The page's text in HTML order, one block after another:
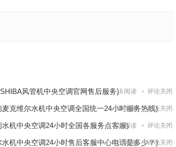
风管机中央空调官网售后服务)16 阅读 评论关闭
克维尔水机中央空调全国统一24小时服务热线)
18阅读 评论关闭
机中央空调24小时全国各服务点客服)
20 阅读 评论关闭
机中央空调24小时售后客服中心电话是多少？)
18阅读 评论关闭